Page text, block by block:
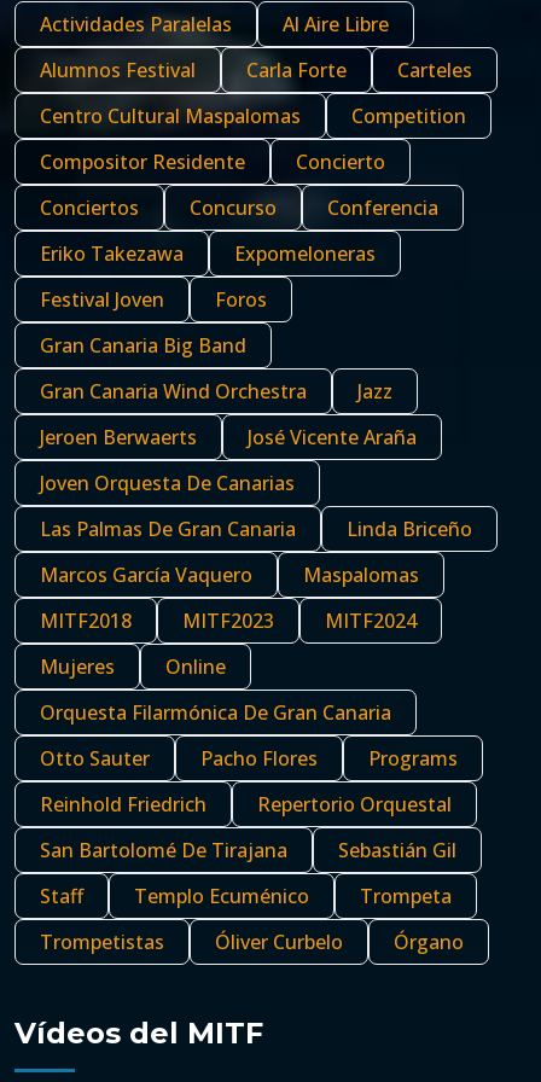
Actividades Paralelas
Al Aire Libre
Alumnos Festival
Carla Forte
Carteles
Centro Cultural Maspalomas
Competition
Compositor Residente
Concierto
Conciertos
Concurso
Conferencia
Eriko Takezawa
Expomeloneras
Festival Joven
Foros
Gran Canaria Big Band
Gran Canaria Wind Orchestra
Jazz
Jeroen Berwaerts
José Vicente Araña
Joven Orquesta De Canarias
Las Palmas De Gran Canaria
Linda Briceño
Marcos García Vaquero
Maspalomas
MITF2018
MITF2023
MITF2024
Mujeres
Online
Orquesta Filarmónica De Gran Canaria
Otto Sauter
Pacho Flores
Programs
Reinhold Friedrich
Repertorio Orquestal
San Bartolomé De Tirajana
Sebastián Gil
Staff
Templo Ecuménico
Trompeta
Trompetistas
Óliver Curbelo Órgano
Vídeos del MITF